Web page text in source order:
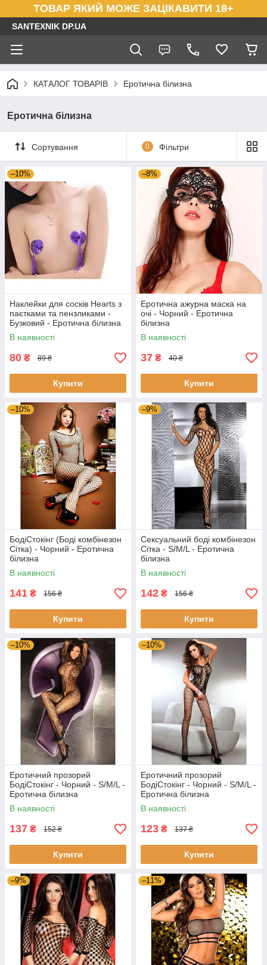
ТОВАР ЯКИЙ МОЖЕ ЗАЦІКАВИТИ 18+
SANTEXNIK DP.UA
КАТАЛОГ ТОВАРІВ Еротична білизна
Еротична білизна
Сортування 0 Фільтри
–10%
Наклейки для сосків Hearts з
паєтками та пензликами -
Бузковий - Еротична білизна
В наявності
80 ₴ 89 ₴
Купити
–8%
Еротична ажурна маска на
очі - Чорний - Еротична
білизна
В наявності
37 ₴ 40 ₴
Купити
–10%
БодіСтокінг (Боді комбінезон
Сітка) - Чорний - Еротична
білизна
В наявності
141 ₴ 156 ₴
Купити
–9%
Сексуальний боді комбінезон
Сітка - S/M/L - Еротична
білизна
В наявності
142 ₴ 156 ₴
Купити
–10%
Еротичний прозорий
БодіСтокінг - Чорний - S/M/L -
Еротична білизна
В наявності
137 ₴ 152 ₴
Купити
–10%
Еротичний прозорий
БодіСтокінг - Чорний - S/M/L -
Еротична білизна
В наявності
123 ₴ 137 ₴
Купити
–9% –11%